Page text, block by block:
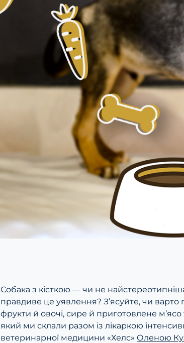
Собака з кісткою — чи не
правдиве це уявлення? З’ясуйте, чи
фрукти й овочі, сире й приготовлене
який ми склали разом із лікаркою
ветеринарної медицини «Хелс» Оленою